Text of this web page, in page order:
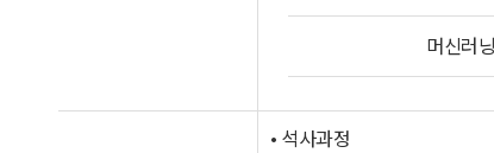
머신러
• 석사과정